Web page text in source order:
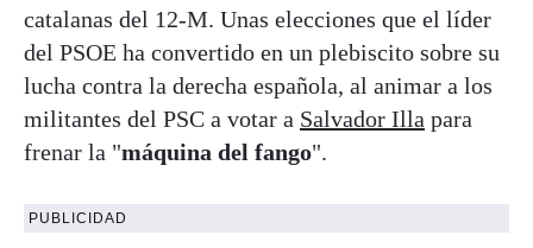
catalanas del 12-M. Unas elecciones que el líder
del PSOE ha convertido en un plebiscito sobre su
lucha contra la derecha española, al animar a los
militantes del PSC a votar a Salvador Illa para
frenar la "máquina del fango".
PUBLICIDAD